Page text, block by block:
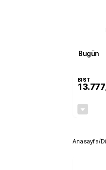
Bugün
BIST
Anasayfa/